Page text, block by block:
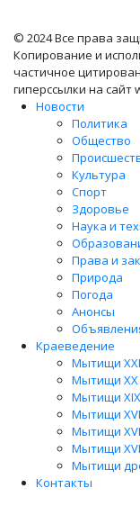
© 2024 Все права
Копирование и
частичное
гиперссылки на сайт
Новости
Политика
Общество
Культура
Спорт
Здоровье
Наука и
Права и
Природа
Погода
Анонсы
Краеведение
Мытищи
Мытищи XX
Мытищи
Мытищи
Мытищи
Мытищи
Мытищи
Контакты